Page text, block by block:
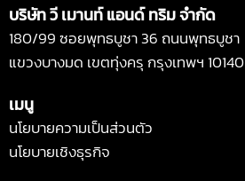
บริษัท วี เมานท์ แอนด์ ทริม จำกัด
180/99 ซอยพุทธบูชา 36 ถนนพุทธบูชา
แขวงบางมด เขตทุ่งครุ กรุงเทพฯ 10140
เมนู
นโยบายความเป็นส่วนตัว
นโยบายเชิงธุรกิจ